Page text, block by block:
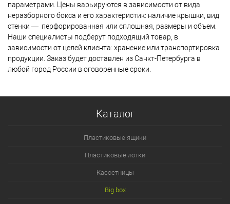
параметрами. Цены варьируются в зависимости от вида
неразборного бокса и его характеристик: наличие крышки, вид
стенки — перфорированная или сплошная, размеры и объем.
Наши специалисты подберут подходящий товар, в
зависимости от целей клиента: хранение или транспортировка
продукции. Заказ будет доставлен из Санкт-Петербурга в
любой город России в оговоренные сроки.
Каталог
Пластиковые ящики
Пластиковые лотки
Кассетницы
Big box